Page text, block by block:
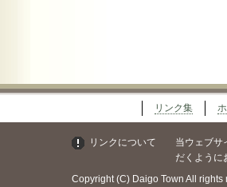
リンク集
リンクについて
当ウェブサ
だくように
Copyright (C) Daigo Town All rights